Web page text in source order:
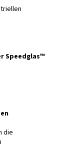
Speedglas™
die